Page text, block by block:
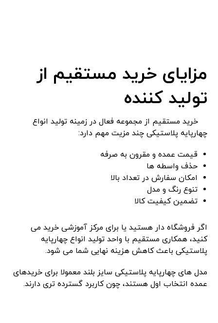
مزایای خرید مستقیم از
تولید کننده
خرید مستقیم از مجموعه فعال در زمینه تولید انواع
چهارپایه پلاستیکی چند مزیت مهم دارد:
قیمت عمده و مقرون ‌به‌ صرفه
حذف واسطه ‌ها
امکان سفارش در تعداد بالا
تنوع رنگ و مدل
تضمین کیفیت کالا
اگر فروشگاه‌ دار هستید یا برای مرکز آموزشی خرید می
‌کنید، همکاری مستقیم با واحد تولید انواع چهارپایه
پلاستیکی باعث کاهش هزینه نهایی شما می ‌شود.
مدل ‌های چهارپایه پلاستیکی سایز بلند معمولا برای خریدهای
عمده انتخاب اول هستند، چون کاربرد گسترده ‌تری دارند.